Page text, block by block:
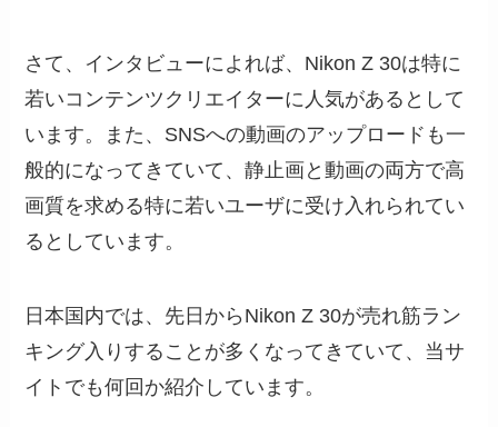
さて、インタビューによれば、Nikon Z 30は特に
若いコンテンツクリエイターに人気があるとして
います。また、SNSへの動画のアップロードも一
般的になってきていて、静止画と動画の両方で高
画質を求める特に若いユーザに受け入れられてい
るとしています。
日本国内では、先日からNikon Z 30が売れ筋ラン
キング入りすることが多くなってきていて、当サ
イトでも何回か紹介しています。